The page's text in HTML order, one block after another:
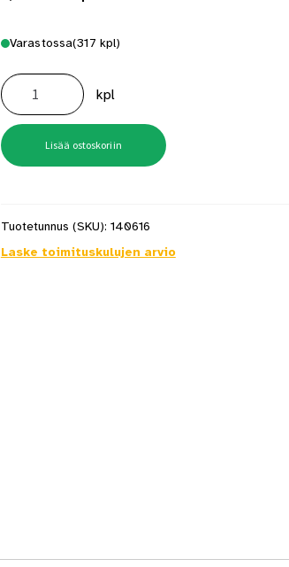
Varastossa(317 kpl)
Reikälevy
2.0X40X160/120
määrä kpl
Lisää ostoskoriin
Tuotetunnus (SKU): 140616
Laske toimituskulujen arvio